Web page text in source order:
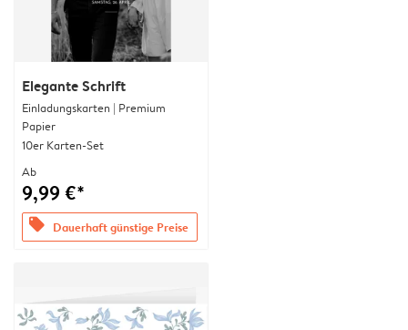
Elegante Schrift
Einladungskarten | Premium
Papier
10er Karten-Set
Ab
9,99 €*
offers Dauerhaft günstige Preise